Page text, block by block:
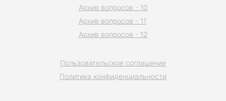
Пользовательское соглашение
Политика конфиденциальности
Архив вопросов - 10
Архив вопросов - 11
Архив вопросов - 12